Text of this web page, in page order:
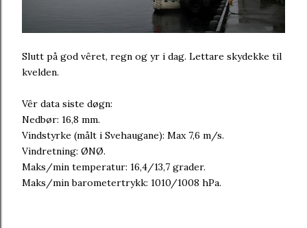
Slutt på god vêret, regn og yr i dag. Lettare skydekke til
kvelden.
Vêr data siste døgn:
Nedbør: 16,8 mm.
Vindstyrke (målt i Svehaugane): Max 7,6 m/s.
Vindretning: ØNØ.
Maks/min temperatur: 16,4/13,7 grader.
Maks/min barometertrykk: 1010/1008 hPa.